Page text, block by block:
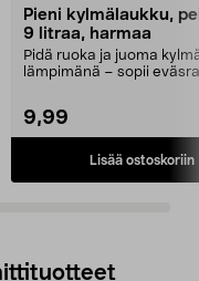
Pieni kylmälaukku,
9 litraa, harmaa
Pidä ruoka ja juoma
lämpimänä – sopii
9,99
Lisää ostoskoriin